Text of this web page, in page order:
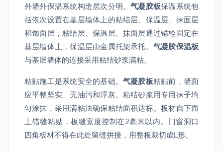
外墙外保温系统构造层次分明。气凝胶板保温系统包
括依次设置在基层墙体上的粘结层、保温层、抹面层
和饰面层，粘结层、保温层、抹面层通过锚栓固定在
基层墙体上，保温层由金属托架承托。 气凝胶保温板
与基层墙体的连接采用粘结砂浆满粘。
粘贴施工是系统安全的基础。 气凝胶板粘贴前，墙面
应平整坚实、无油污和浮灰。粘结砂浆用专用抹子均
匀涂抹，采用满粘法确保粘结面积达标。板材自下而
上错缝粘贴，板缝宽度控制在2毫米以内。门窗洞口
四角板材不得在此处留缝拼接，用整板裁切成L形。